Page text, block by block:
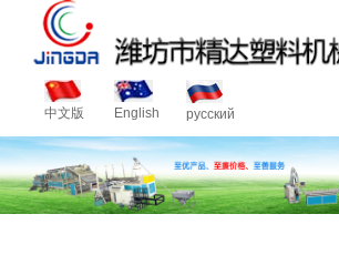
中文版 English русский